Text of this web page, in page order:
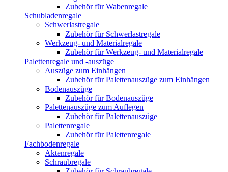
Zubehör für Wabenregale
Schubladenregale
Schwerlastregale
Zubehör für Schwerlastregale
Werkzeug- und Materialregale
Zubehör für Werkzeug- und Materialregale
Palettenregale und -auszüge
Auszüge zum Einhängen
Zubehör für Palettenauszüge zum Einhängen
Bodenauszüge
Zubehör für Bodenauszüge
Palettenauszüge zum Auflegen
Zubehör für Palettenauszüge
Palettenregale
Zubehör für Palettenregale
Fachbodenregale
Aktenregale
Schraubregale